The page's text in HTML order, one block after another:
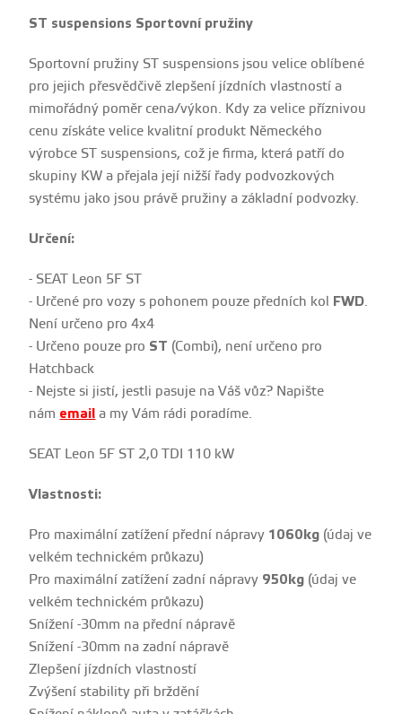
ST suspensions Sportovní pružiny
Sportovní pružiny ST suspensions jsou velice oblíbené
pro jejich přesvědčivě zlepšení jízdních vlastností a
mimořádný poměr cena/výkon. Kdy za velice příznivou
cenu získáte velice kvalitní produkt Německého
výrobce ST suspensions, což je firma, která patří do
skupiny KW a přejala její nižší řady podvozkových
systému jako jsou právě pružiny a základní podvozky.
Určení:
- SEAT Leon 5F ST
- Určené pro vozy s pohonem pouze předních kol FWD.
Není určeno pro 4x4
- Určeno pouze pro ST (Combi), není určeno pro
Hatchback
- Nejste si jistí, jestli pasuje na Váš vůz? Napište
nám email a my Vám rádi poradíme.
SEAT Leon 5F ST 2,0 TDI 110 kW
Vlastnosti:
Pro maximální zatížení přední nápravy 1060kg (údaj ve
velkém technickém průkazu)
Pro maximální zatížení zadní nápravy 950kg (údaj ve
velkém technickém průkazu)
Snížení -30mm na přední nápravě
Snížení -30mm na zadní nápravě
Zlepšení jízdních vlastností
Zvýšení stability při brždění